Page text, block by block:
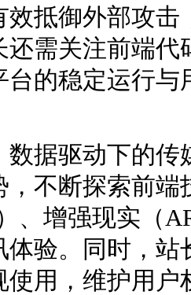
效抵御外部攻
还需关注前端
台的稳定运行与
驱动下的传
，不断探索前
、增强现实（
体验。同时，
使用，维护用